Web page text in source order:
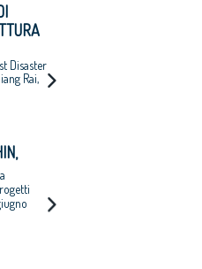
2017: I
Disaster
Rai,
Varavarn
Vin